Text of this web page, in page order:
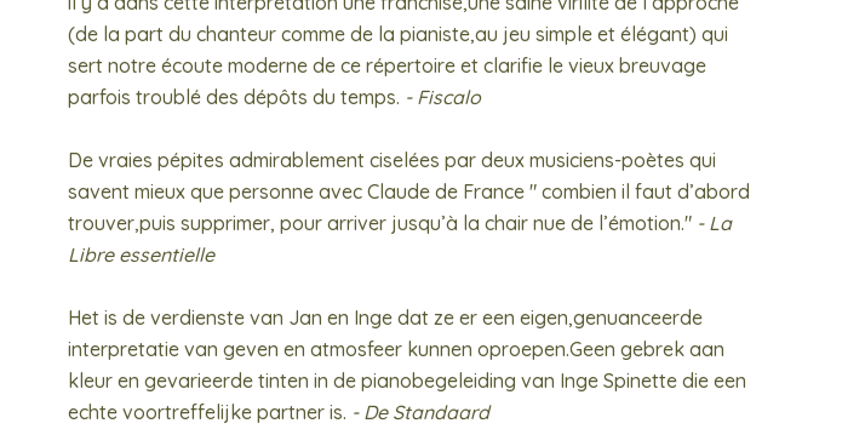
(de la part du chanteur comme de la pianiste,au jeu simple et élégant) qui
sert notre écoute moderne de ce répertoire et clarifie le vieux breuvage
parfois troublé des dépôts du temps. - Fiscalo
De vraies pépites admirablement ciselées par deux musiciens-poètes qui
savent mieux que personne avec Claude de France " combien il faut d’abord
trouver,puis supprimer, pour arriver jusqu’à la chair nue de l’émotion." - La
Libre essentielle
Het is de verdienste van Jan en Inge dat ze er een eigen,genuanceerde
interpretatie van geven en atmosfeer kunnen oproepen.Geen gebrek aan
kleur en gevarieerde tinten in de pianobegeleiding van Inge Spinette die een
echte voortreffelijke partner is. - De Standaard